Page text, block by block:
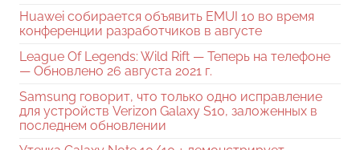
Huawei собирается объявить EMUI 10 во время
конференции разработчиков в августе
League Of Legends: Wild Rift — Теперь на телефоне
— Обновлено 26 августа 2021 г.
Samsung говорит, что только одно исправление
для устройств Verizon Galaxy S10, заложенных в
последнем обновлении